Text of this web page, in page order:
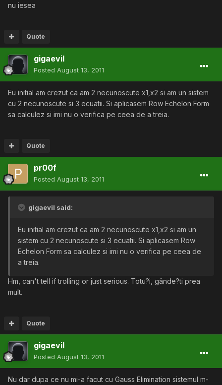
nu iesea
Quote
gigaevil
Posted August 13, 2011
Eu initial am crezut ca am 2 necunoscute x1,x2 si am un sistem
cu 2 necunoscute si 3 ecuatii. Si aplicasem Row Echelon Form
sa calculez si imi nu o verifica pe ceea de a treia.
Quote
pr00f
Posted August 13, 2011
gigaevil said:
Eu initial am crezut ca am 2 necunoscute x1,x2 si am un
sistem cu 2 necunoscute si 3 ecuatii. Si aplicasem Row
Echelon Form sa calculez si imi nu o verifica pe ceea de
a treia.
Hm, can't tell if trolling or just serious. Totu?i, gânde?ti prea
mult.
Quote
gigaevil
Posted August 13, 2011
Nu dar dupa ce nu mi-a facut cu Gauss Elimination sistemul m-